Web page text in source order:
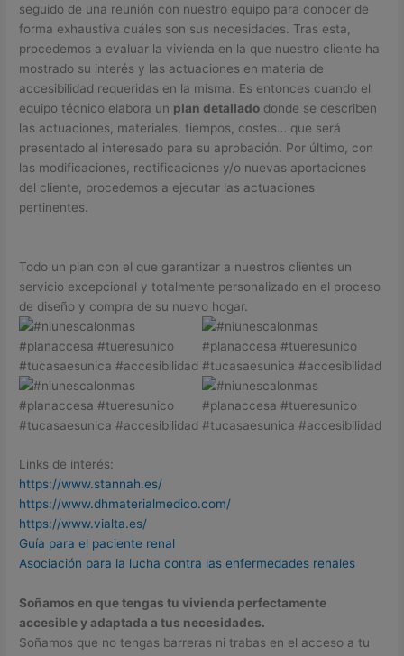
seguido de una reunión con nuestro equipo para conocer de
forma exhaustiva cuáles son sus necesidades. Tras esta,
procedemos a evaluar la vivienda en la que nuestro cliente ha
mostrado su interés y las actuaciones en materia de
accesibilidad requeridas en la misma. Es entonces cuando el
equipo técnico elabora un plan detallado donde se describen
las actuaciones, materiales, tiempos, costes… que será
presentado al interesado para su aprobación. Por último, con
las modificaciones, rectificaciones y/o nuevas aportaciones
del cliente, procedemos a ejecutar las actuaciones
pertinentes.
Todo un plan con el que garantizar a nuestros clientes un
servicio excepcional y totalmente personalizado en el proceso
de diseño y compra de su nuevo hogar.
Links de interés:
https://www.stannah.es/
https://www.dhmaterialmedico.com/
https://www.vialta.es/
Guía para el paciente renal
Asociación para la lucha contra las enfermedades renales
Soñamos en que tengas tu vivienda perfectamente
accesible y adaptada a tus necesidades.
Soñamos que no tengas barreras ni trabas en el acceso a tu